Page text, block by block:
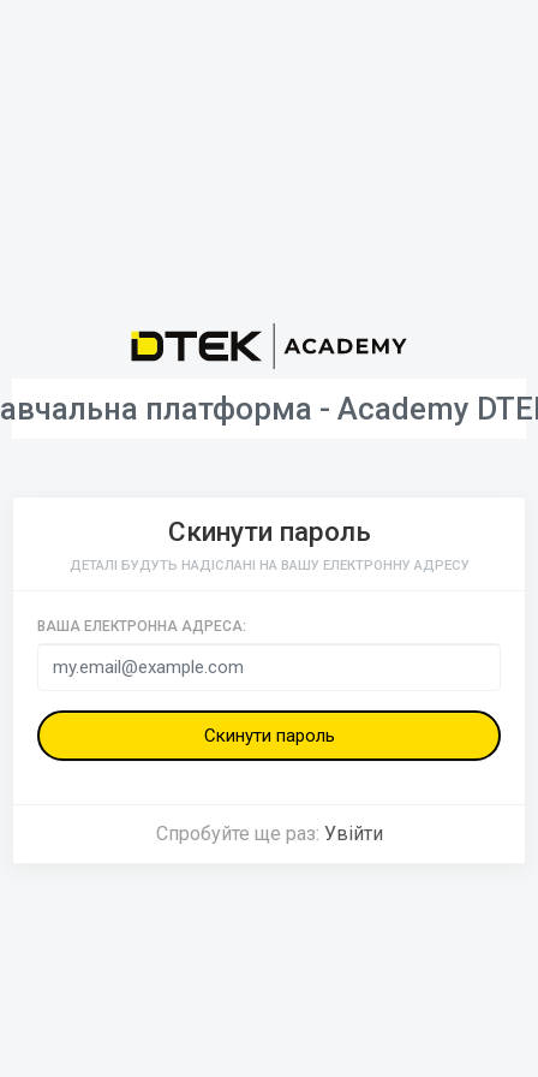
платформа - Academy
Скинути пароль
ДЕТАЛІ БУДУТЬ НАДІСЛАНІ НА ВАШУ ЕЛЕКТРОННУ АДРЕСУ
ВАША ЕЛЕКТРОННА АДРЕСА:
Скинути пароль
Спробуйте ще раз: Увійти